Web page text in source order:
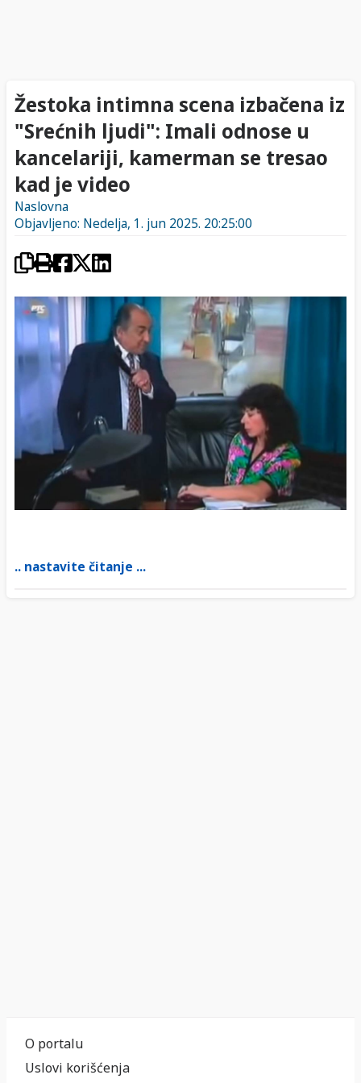
Žestoka intimna scena izbačena iz
"Srećnih ljudi": Imali odnose u
kancelariji, kamerman se tresao
kad je video
Naslovna
Objavljeno: Nedelja, 1. jun 2025. 20:25:00
.. nastavite čitanje ...
O portalu
Uslovi korišćenja